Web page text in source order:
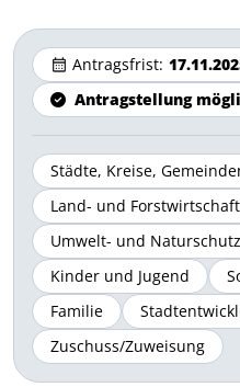
Antragsfrist:
Antragstellung
Städte, Kreise,
Land- und Forstwirtschaft
Umwelt- und Naturschutz
Kinder und Jugend
Familie
Zuschuss/Zuweisung